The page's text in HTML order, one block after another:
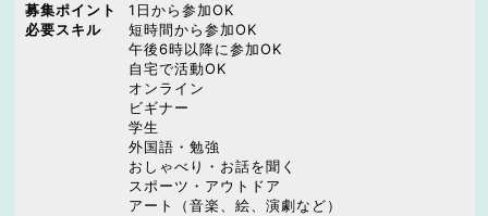
募集ポイント
必要スキル
1日から参加OK
短時間から参加OK
午後6時以降に参加OK
自宅で活動OK
オンライン
ビギナー
学生
外国語・勉強
おしゃべり・お話を聞く
スポーツ・アウトドア
アート（音楽、絵、演劇など）